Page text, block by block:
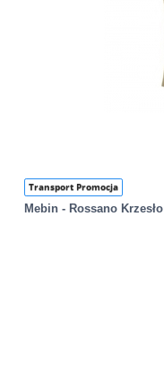
Transport Promocja
Mebin - Rossano Krzesło